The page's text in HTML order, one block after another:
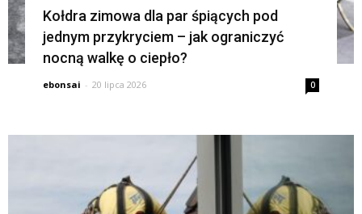
Kołdra zimowa dla par śpiących pod
jednym przykryciem – jak ograniczyć
nocną walkę o ciepło?
ebonsai - 20 lipca 2026 0